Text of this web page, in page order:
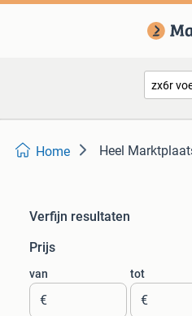
Home Heel
Verfijn resultaten
Prijs
van
€
tot
€